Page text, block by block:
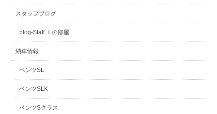
スタッフブログ
blog-Staff Ｉの部屋
納車情報
ベンツSL
ベンツSLK
ベンツSクラス